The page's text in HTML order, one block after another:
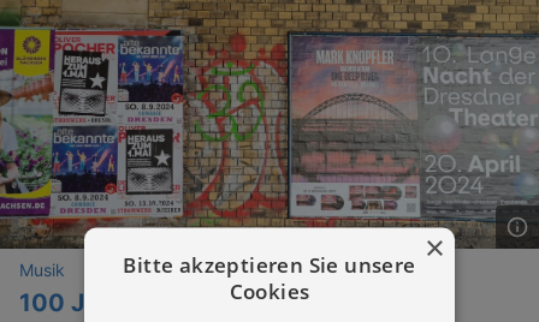
Musik
100 Jahre Kantorei Lockwitz
×
Bitte akzeptieren Sie unsere
Cookies